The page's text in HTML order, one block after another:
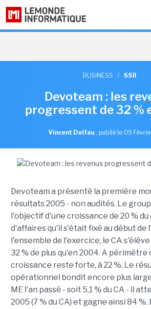
BUSINESS / SSII
Devoteam : les
progressent de 32 %
Vincent Delfau , publié le 09
Devoteam a présenté la première
résultats 2005 - non audités. Le
l'objectif d'une croissance de 20 %
d'affaires qu'il s'était fixé au début de
l'ensemble de l'exercice, le CA s'élève
32 % de plus qu'en 2004. A périmètre
croissance reste forte, à 22 %. Le
opérationnel bondit encore plus
ME l'an passé - soit 5,1 % du CA - il
2005 (7 % du CA) et gagne ainsi 84